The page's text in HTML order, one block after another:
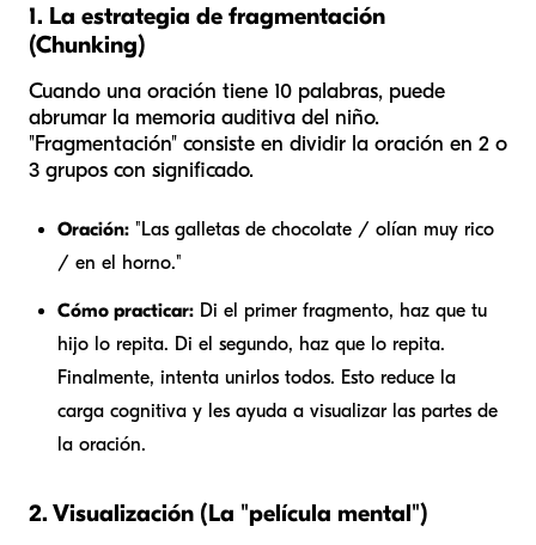
1. La estrategia de fragmentación
(Chunking)
Cuando una oración tiene 10 palabras, puede
abrumar la memoria auditiva del niño.
"Fragmentación" consiste en dividir la oración en 2 o
3 grupos con significado.
Oración: "Las galletas de chocolate / olían muy rico
/ en el horno."
Cómo practicar: Di el primer fragmento, haz que tu
hijo lo repita. Di el segundo, haz que lo repita.
Finalmente, intenta unirlos todos. Esto reduce la
carga cognitiva y les ayuda a visualizar las partes de
la oración.
2. Visualización (La "película mental")